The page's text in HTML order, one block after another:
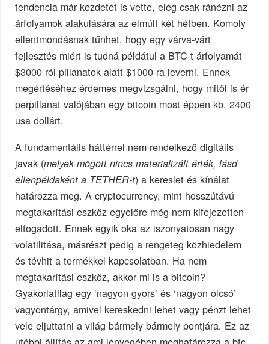
tendencia már kezdetét is vette, elég csak ránézni az
árfolyamok alakulására az elmúlt két hétben. Komoly
ellentmondásnak tűnhet, hogy egy várva-várt
fejlesztés miért is tudná példátul a BTC-t árfolyamát
$3000-ról pillanatok alatt $1000-ra leverni. Ennek
megértéséhez érdemes megvizsgálni, hogy mitől is ér
perpillanat valójában egy bitcoin most éppen kb. 2400
usa dollárt.
A fundamentális háttérrel nem rendelkező digitális
javak (melyek mögött nincs materializált érték, lásd
ellenpéldaként a TETHER-t) a kereslet és kínálat
határozza meg. A cryptocurrency, mint hosszútávú
megtakarítási eszköz egyelőre még nem kifejezetten
elfogadott. Ennek egyik oka az iszonyatosan nagy
volatilitása, másrészt pedig a rengeteg közhiedelem
és tévhit a termékkel kapcsolatban. Ha nem
megtakarítási eszköz, akkor mi is a bitcoin?
Gyakorlatilag egy ‘nagyon gyors’ és ‘nagyon olcsó’
vagyontárgy, amivel kereskedni lehet vagy pénzt lehet
vele eljuttatni a világ bármely bármely pontjára. Ez az